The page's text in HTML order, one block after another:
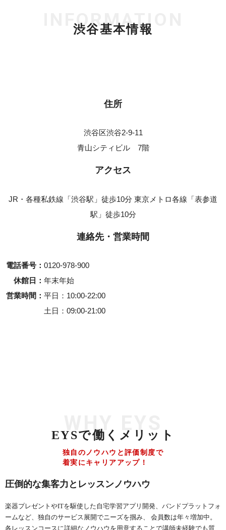
渋谷基本情報
INFORMATION
住所
渋谷区渋谷2-9-11
青山シティビル 7階
アクセス
JR・各種私鉄線「渋谷駅」徒歩10分 東京メトロ各線「表参道
駅」徒歩10分
連絡先・営業時間
電話番号
0120-978-900
休館日
年末年始
営業時間
平日
10:00-22:00
土日
09:00-21:00
EYSで働くメリット
WHY EYS
独自のノウハウと評価制度で
着実にキャリアアップ！
圧倒的な集客力とレッスンノウハウ
楽器プレゼントやITを駆使した自宅学習アプリ開発、バンドプラットフォ
ームなど、独自のサービス展開でニーズを掴み、 会員数は年々増加中。
各レッスンコースに詳細なノウハウを用意することで講師未経験でも質